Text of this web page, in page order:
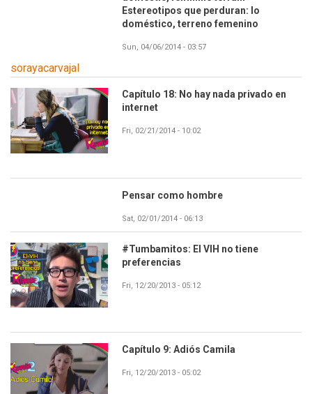
Estereotipos que perduran: lo
doméstico, terreno femenino
Sun, 04/06/2014 - 03:57
sorayacarvajal
Capítulo 18: No hay nada privado en
internet
Fri, 02/21/2014 - 10:02
Pensar como hombre
Sat, 02/01/2014 - 06:13
#Tumbamitos: El VIH no tiene
preferencias
Fri, 12/20/2013 - 05:12
Capítulo 9: Adiós Camila
Fri, 12/20/2013 - 05:02